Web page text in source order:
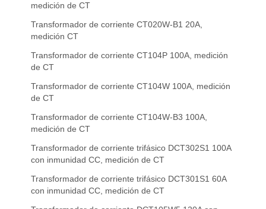
medición de CT
Transformador de corriente CT020W-B1 20A,
medición CT
Transformador de corriente CT104P 100A, medición
de CT
Transformador de corriente CT104W 100A, medición
de CT
Transformador de corriente CT104W-B3 100A,
medición de CT
Transformador de corriente trifásico DCT302S1 100A
con inmunidad CC, medición de CT
Transformador de corriente trifásico DCT301S1 60A
con inmunidad CC, medición de CT